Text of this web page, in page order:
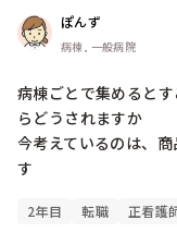
ぽんず
病棟, 一般病院
病棟ごとで集めると
らどうされますか
今考えているのは、
す
2年目 転職 正看護